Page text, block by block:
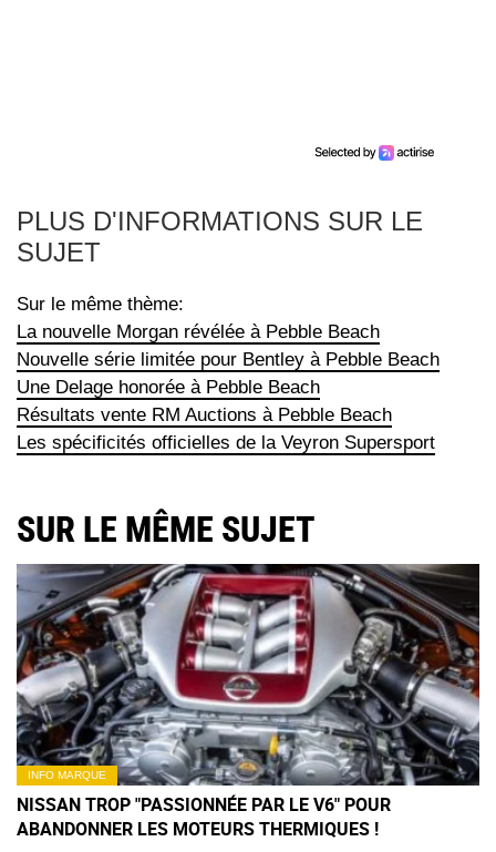
PLUS D'INFORMATIONS SUR LE
SUJET
Sur le même thème:
La nouvelle Morgan révélée à Pebble Beach
Nouvelle série limitée pour Bentley à Pebble Beach
Une Delage honorée à Pebble Beach
Résultats vente RM Auctions à Pebble Beach
Les spécificités officielles de la Veyron Supersport
SUR LE MÊME SUJET
INFO MARQUE
NISSAN TROP "PASSIONNÉE PAR LE V6" POUR
ABANDONNER LES MOTEURS THERMIQUES !